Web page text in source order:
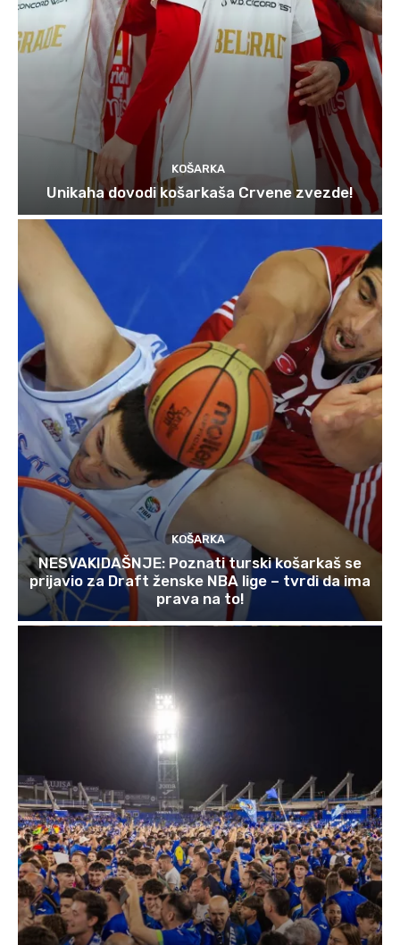
KOŠARKA
Unikaha dovodi košarkaša Crvene zvezde!
KOŠARKA
NESVAKIDAŠNJE: Poznati turski košarkaš se
prijavio za Draft ženske NBA lige – tvrdi da ima
prava na to!